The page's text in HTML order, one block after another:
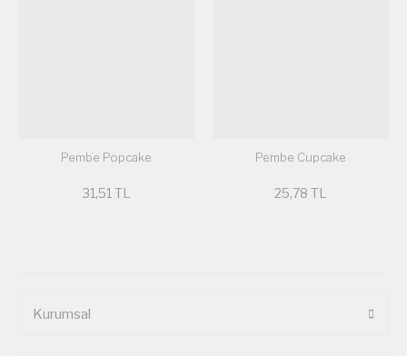
Pembe Popcake
31,51 TL
Pembe Cupcake
25,78 TL
Kurumsal